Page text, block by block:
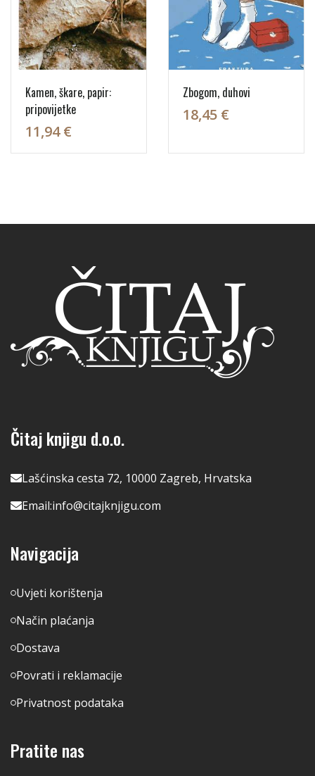
Kamen, škare, papir:
pripovijetke
11,94 €
Zbogom, duhovi
18,45 €
Čitaj knjigu d.o.o.
Lašćinska cesta 72, 10000 Zagreb, Hrvatska
Email:info@citajknjigu.com
Navigacija
Uvjeti korištenja
Način plaćanja
Dostava
Povrati i reklamacije
Privatnost podataka
Pratite nas